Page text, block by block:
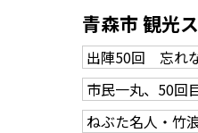
青森市 観光
出陣50回 忘れ
市民一丸、50回
ねぶた名人・竹